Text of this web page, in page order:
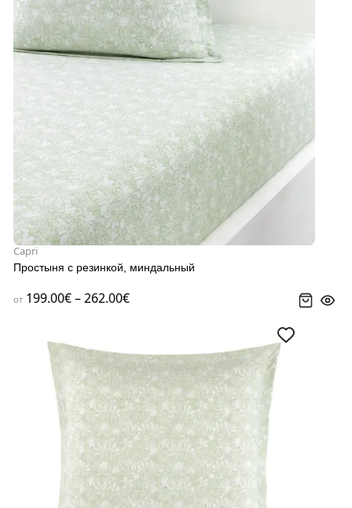
Capri
Простыня с резинкой, миндальный
от 199.00€ – 262.00€